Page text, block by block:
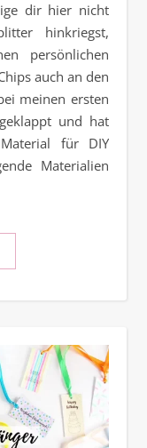
dir hier nicht
hinkriegst,
persönlichen
auch an den
meinen ersten
und hat
für DIY
Materialien